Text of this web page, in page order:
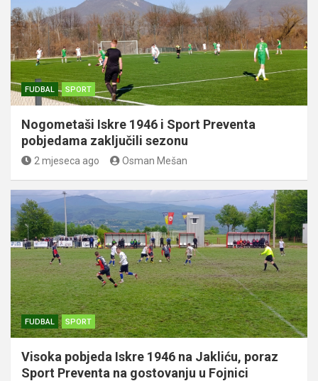
FUDBAL SPORT
Nogometaši Iskre 1946 i Sport Preventa
pobjedama zaključili sezonu
2 mjeseca ago Osman Mešan
FUDBAL SPORT
Visoka pobjeda Iskre 1946 na Jakliću, poraz
Sport Preventa na gostovanju u Fojnici